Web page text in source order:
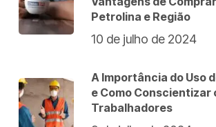
Petrolina e Região
10 de julho de 2024
A Importância do Uso
e Como Conscientizar
Trabalhadores